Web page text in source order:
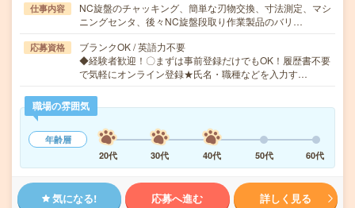
仕事内容
NC旋盤のチャッキング、簡単な刃物交換、寸法測定、マシ
ニングセンタ、後々NC旋盤段取り作業製品のバリ…
応募資格
ブランクOK / 英語力不要
◆経験者歓迎！〇まずは事前登録だけでもOK！履歴書不要
で気軽にオンライン登録★氏名・職種などを入力す…
職場の雰囲気
年齢層
20代
30代 40代 50代 60代
気になる! 応募へ進む 詳しく見る